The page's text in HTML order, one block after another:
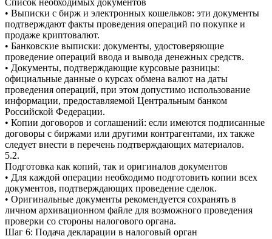
• Выписки с бирж и электронных кошельков: эти документы
подтверждают факты проведения операций по покупке и
продаже криптовалют.
• Банковские выписки: документы, удостоверяющие
проведение операций ввода и вывода денежных средств.
• Документы, подтверждающие курсовые разницы:
официальные данные о курсах обмена валют на даты
проведения операций, при этом допустимо использование
информации, предоставляемой Центральным банком
Российской Федерации.
• Копии договоров и соглашений: если имеются подписанные
договоры с биржами или другими контрагентами, их также
следует внести в перечень подтверждающих материалов.
5.2.
Подготовка как копий, так и оригиналов документов
• Для каждой операции необходимо подготовить копии всех
документов, подтверждающих проведение сделок.
• Оригинальные документы рекомендуется сохранять в
личном архивационном файле для возможного проведения
проверки со стороны налогового органа.
Шаг 6: Подача декларации в налоговый орган